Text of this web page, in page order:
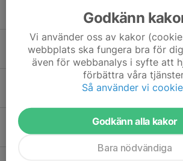
3 aug, 22:12 0
Honung
14 jul, 09:38 0
5-kvällars Främmestad Tisdag 7
O-camp 2026!
3 jul, 07:26 0
Godkänn
Vi använder oss av kakor
webbplats ska fungera bra för
även för webbanalys i syfte att
förbättra våra
Så använder vi
Godkänn alla kakor
Bara nödvändiga